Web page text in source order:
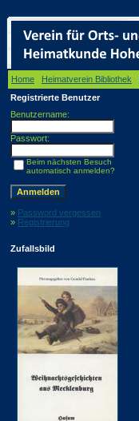
Home Heimatverein Bibliothek
Registrierte Benutzer
Benutzername:
Passwort:
Beim nächsten Besuch
automatisch anmelden?
» Password vergessen
» Registrierung
Zufallsbild